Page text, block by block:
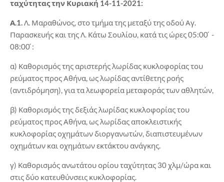
ταχύτητας την Κυριακή 14-11-2021:
Α.1.Λ. Μαραθώνος, στο τμήμα της μεταξύ της οδού Αγ.
Παρασκευής και της Λ. Κάτω Σουλίου, κατά τις ώρες 05:00 ́ -
08:00 ́:
α) Καθορισμός της αριστερής λωρίδας κυκλοφορίας του
ρεύματος προς Αθήνα, ως λωρίδας αντίθετης ροής
(αντιδρόμηση), για τα λεωφορεία μεταφοράς των αθλητών,
β) Καθορισμός της δεξιάς λωρίδας κυκλοφορίας του
ρεύματος προς Αθήνα, ως λωρίδας αποκλειστικής
κυκλοφορίας οχημάτων διοργανωτών, διαπιστευμένων
οχημάτων και οχημάτων εκτάκτου ανάγκης.
γ) Καθορισμός ανωτάτου ορίου ταχύτητας 30 χλμ/ώρα και
στις δύο κατευθύνσεις κυκλοφορίας.